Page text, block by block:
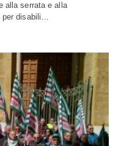
alla serrata e alla
per disabili…